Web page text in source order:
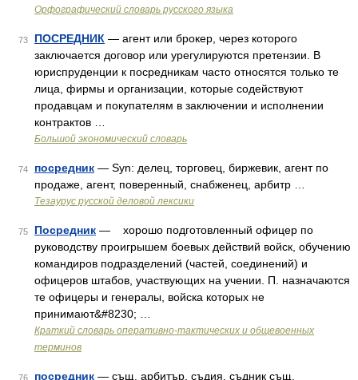
Орфографический словарь русского языка
73 ПОСРЕДНИК — агент или брокер, через которого
заключается договор или урегулируются претензии. В
юриспруденции к посредникам часто относятся только те
лица, фирмы и организации, которые содействуют
продавцам и покупателям в заключении и исполнении
контрактов …
Большой экономический словарь
74 посредник — Syn: делец, торговец, биржевик, агент по
продаже, агент, поверенный, снабженец, арбитр …
Тезаурус русской деловой лексики
75 Посредник — хорошо подготовленный офицер по
руководству проигрышем боевых действий войск, обучению
командиров подразделений (частей, соединений) и
офицеров штабов, участвующих на учении. П. назначаются
те офицеры и генералы, войска которых не
принимают&#8230; …
Краткий словарь оперативно-тактических и общевоенных
терминов
76 посредник — същ. арбитър, съдия, съдник същ.